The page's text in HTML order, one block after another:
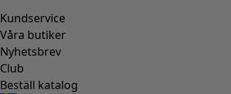
Kundservice
Våra butiker
Nyhetsbrev
Club
Beställ katalog